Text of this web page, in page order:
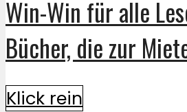
Win-Win für alle
Bücher, die zur
Klick rein